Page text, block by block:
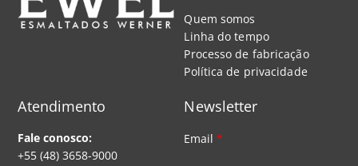
Quem somos
Linha do tempo
Processo de fabricação
Política de privacidade
Atendimento
Fale conosco:
+55 (48) 3658-9000
Newsletter
Email*